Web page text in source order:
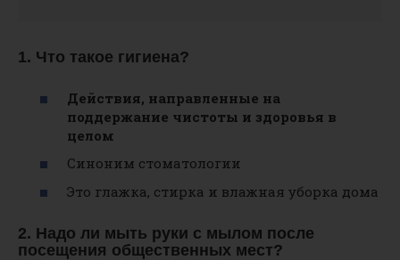
1. Что такое гигиена?
Действия, направленные на
поддержание чистоты и здоровья в
целом
Синоним стоматологии
Это глажка, стирка и влажная уборка дома
2. Надо ли мыть руки с мылом после
посещения общественных мест?